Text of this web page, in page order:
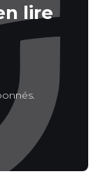
lire